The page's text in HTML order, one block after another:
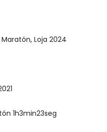
Loja 2024
1h3min23seg